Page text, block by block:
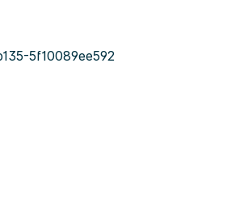
5f10089ee592